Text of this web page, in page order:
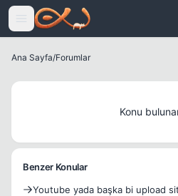
Icerige atla
Ana Sayfa/Forumlar
Konu
Benzer Konular
Youtube yada başka bi upload